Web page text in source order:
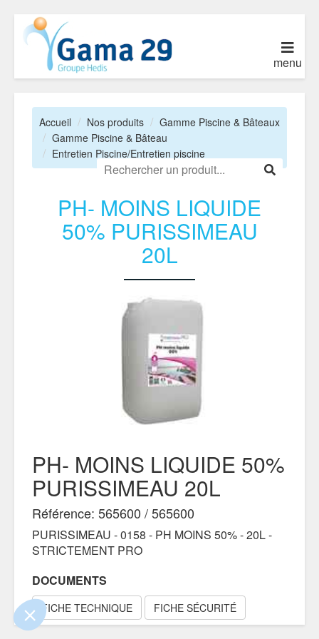
de ce site vous intéresse
aimerait bien vous accompagner
par
menu
Accueil Nos produits
Gamme Piscine & Bâteaux
Gamme Piscine & Bâteau
Entretien Piscine/Entretien piscine
PH- MOINS LIQUIDE
50% PURISSIMEAU
20L
PH- MOINS LIQUIDE 50%
PURISSIMEAU 20L
Référence: 565600 / 565600
PURISSIMEAU - 0158 - PH MOINS 50% - 20L -
STRICTEMENT PRO
DOCUMENTS
FICHE TECHNIQUE FICHE SÉCURITÉ